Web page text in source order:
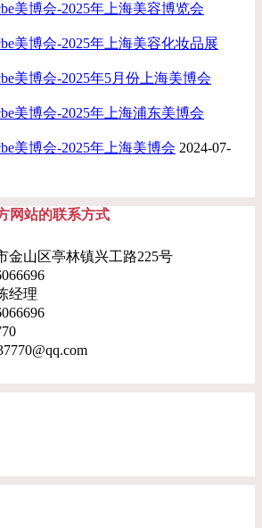
美博会-2025年上海美容博览会
美博会-2025年上海美容化妆品展
美博会-2025年5月份上海美博会
美博会-2025年上海浦东美博会
美博会-2025年上海美博会 2024-07-
网站的联系方式
金山区亭林镇兴工路225号
经理